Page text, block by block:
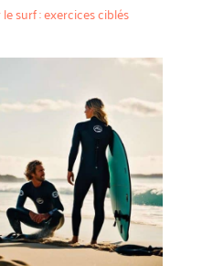
surf : exercices ciblés